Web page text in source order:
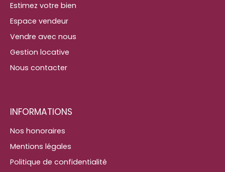
Estimez votre bien
Espace vendeur
Vendre avec nous
Gestion locative
Nous contacter
INFORMATIONS
Nos honoraires
Mentions légales
Politique de confidentialité